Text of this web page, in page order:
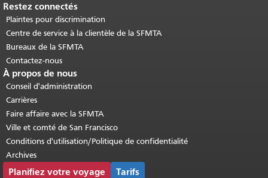
Restez connectés
Plaintes pour discrimination
Centre de service à la clientèle de la SFMTA
Bureaux de la SFMTA
Contactez-nous
À propos de nous
Conseil d'administration
Carrières
Faire affaire avec la SFMTA
Ville et comté de San Francisco
Conditions d'utilisation/Politique de confidentialité
Archives
Planifiez votre voyage Tarifs